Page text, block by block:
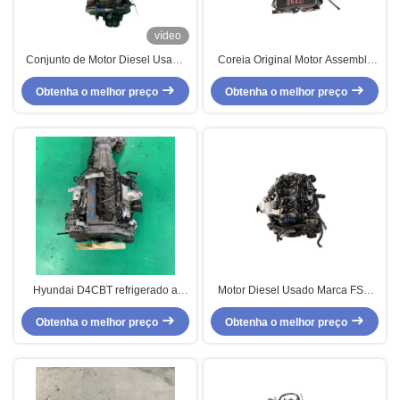
vídeo
Conjunto de Motor Diesel Usado
de Segunda Mão D6AB com
Eficiência de Combustível para
Caminhões Hyun dai
Obtenha o melhor preço
Coreia Original Motor Assembly
G4KD para Hyundai Used
Gasoline Engine
Obtenha o melhor preço
Hyundai D4CBT refrigerado a
líquido motor diesel de 4 cilindros
usado para Jeeps Sportage
Carnaval
Obtenha o melhor preço
Motor Diesel Usado Marca FSH
D4EAT 2.8L 100% Testado
Profissionalmente para Veículos
Off-Road Accent/Santa Fe
Obtenha o melhor preço